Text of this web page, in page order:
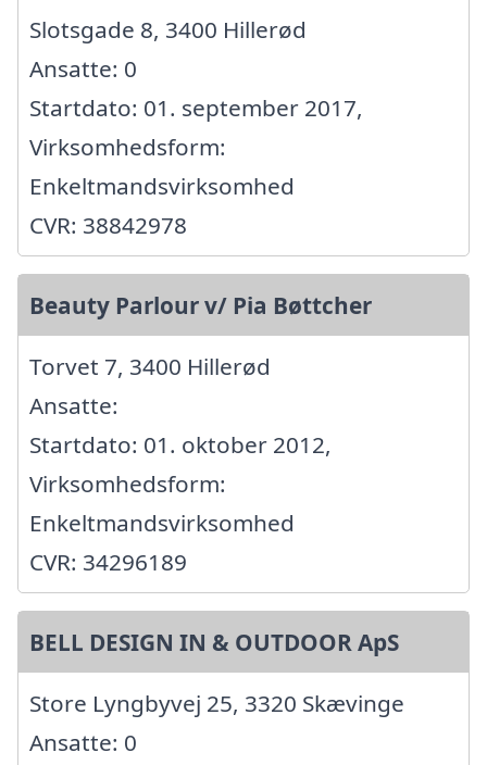
Slotsgade 8, 3400 Hillerød
Ansatte: 0
Startdato: 01. september 2017,
Virksomhedsform:
Enkeltmandsvirksomhed
CVR: 38842978
Beauty Parlour v/ Pia Bøttcher
Torvet 7, 3400 Hillerød
Ansatte:
Startdato: 01. oktober 2012,
Virksomhedsform:
Enkeltmandsvirksomhed
CVR: 34296189
BELL DESIGN IN & OUTDOOR ApS
Store Lyngbyvej 25, 3320 Skævinge
Ansatte: 0